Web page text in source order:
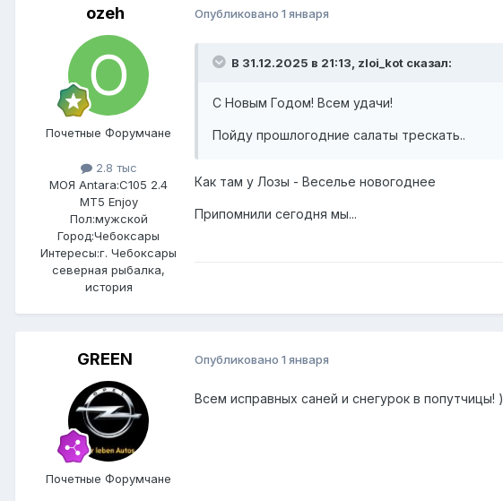
ozeh
Почетные Форумчане
2.8 тыс
МОЯ Antara:C105 2.4
MT5 Enjoy
Пол:мужской
Город:Чебоксары
Интересы:г. Чебоксары
северная рыбалка,
история
Опубликовано 1 января
В 31.12.2025 в 21:13, zloi_kot сказал:
С Новым Годом! Всем удачи!
Пойду прошлогодние салаты трескать..
Как там у Лозы - Веселье новогоднее
Припомнили сегодня мы...
GREEN
Почетные Форумчане
Опубликовано 1 января
Всем исправных саней и снегурок в попутчицы! )